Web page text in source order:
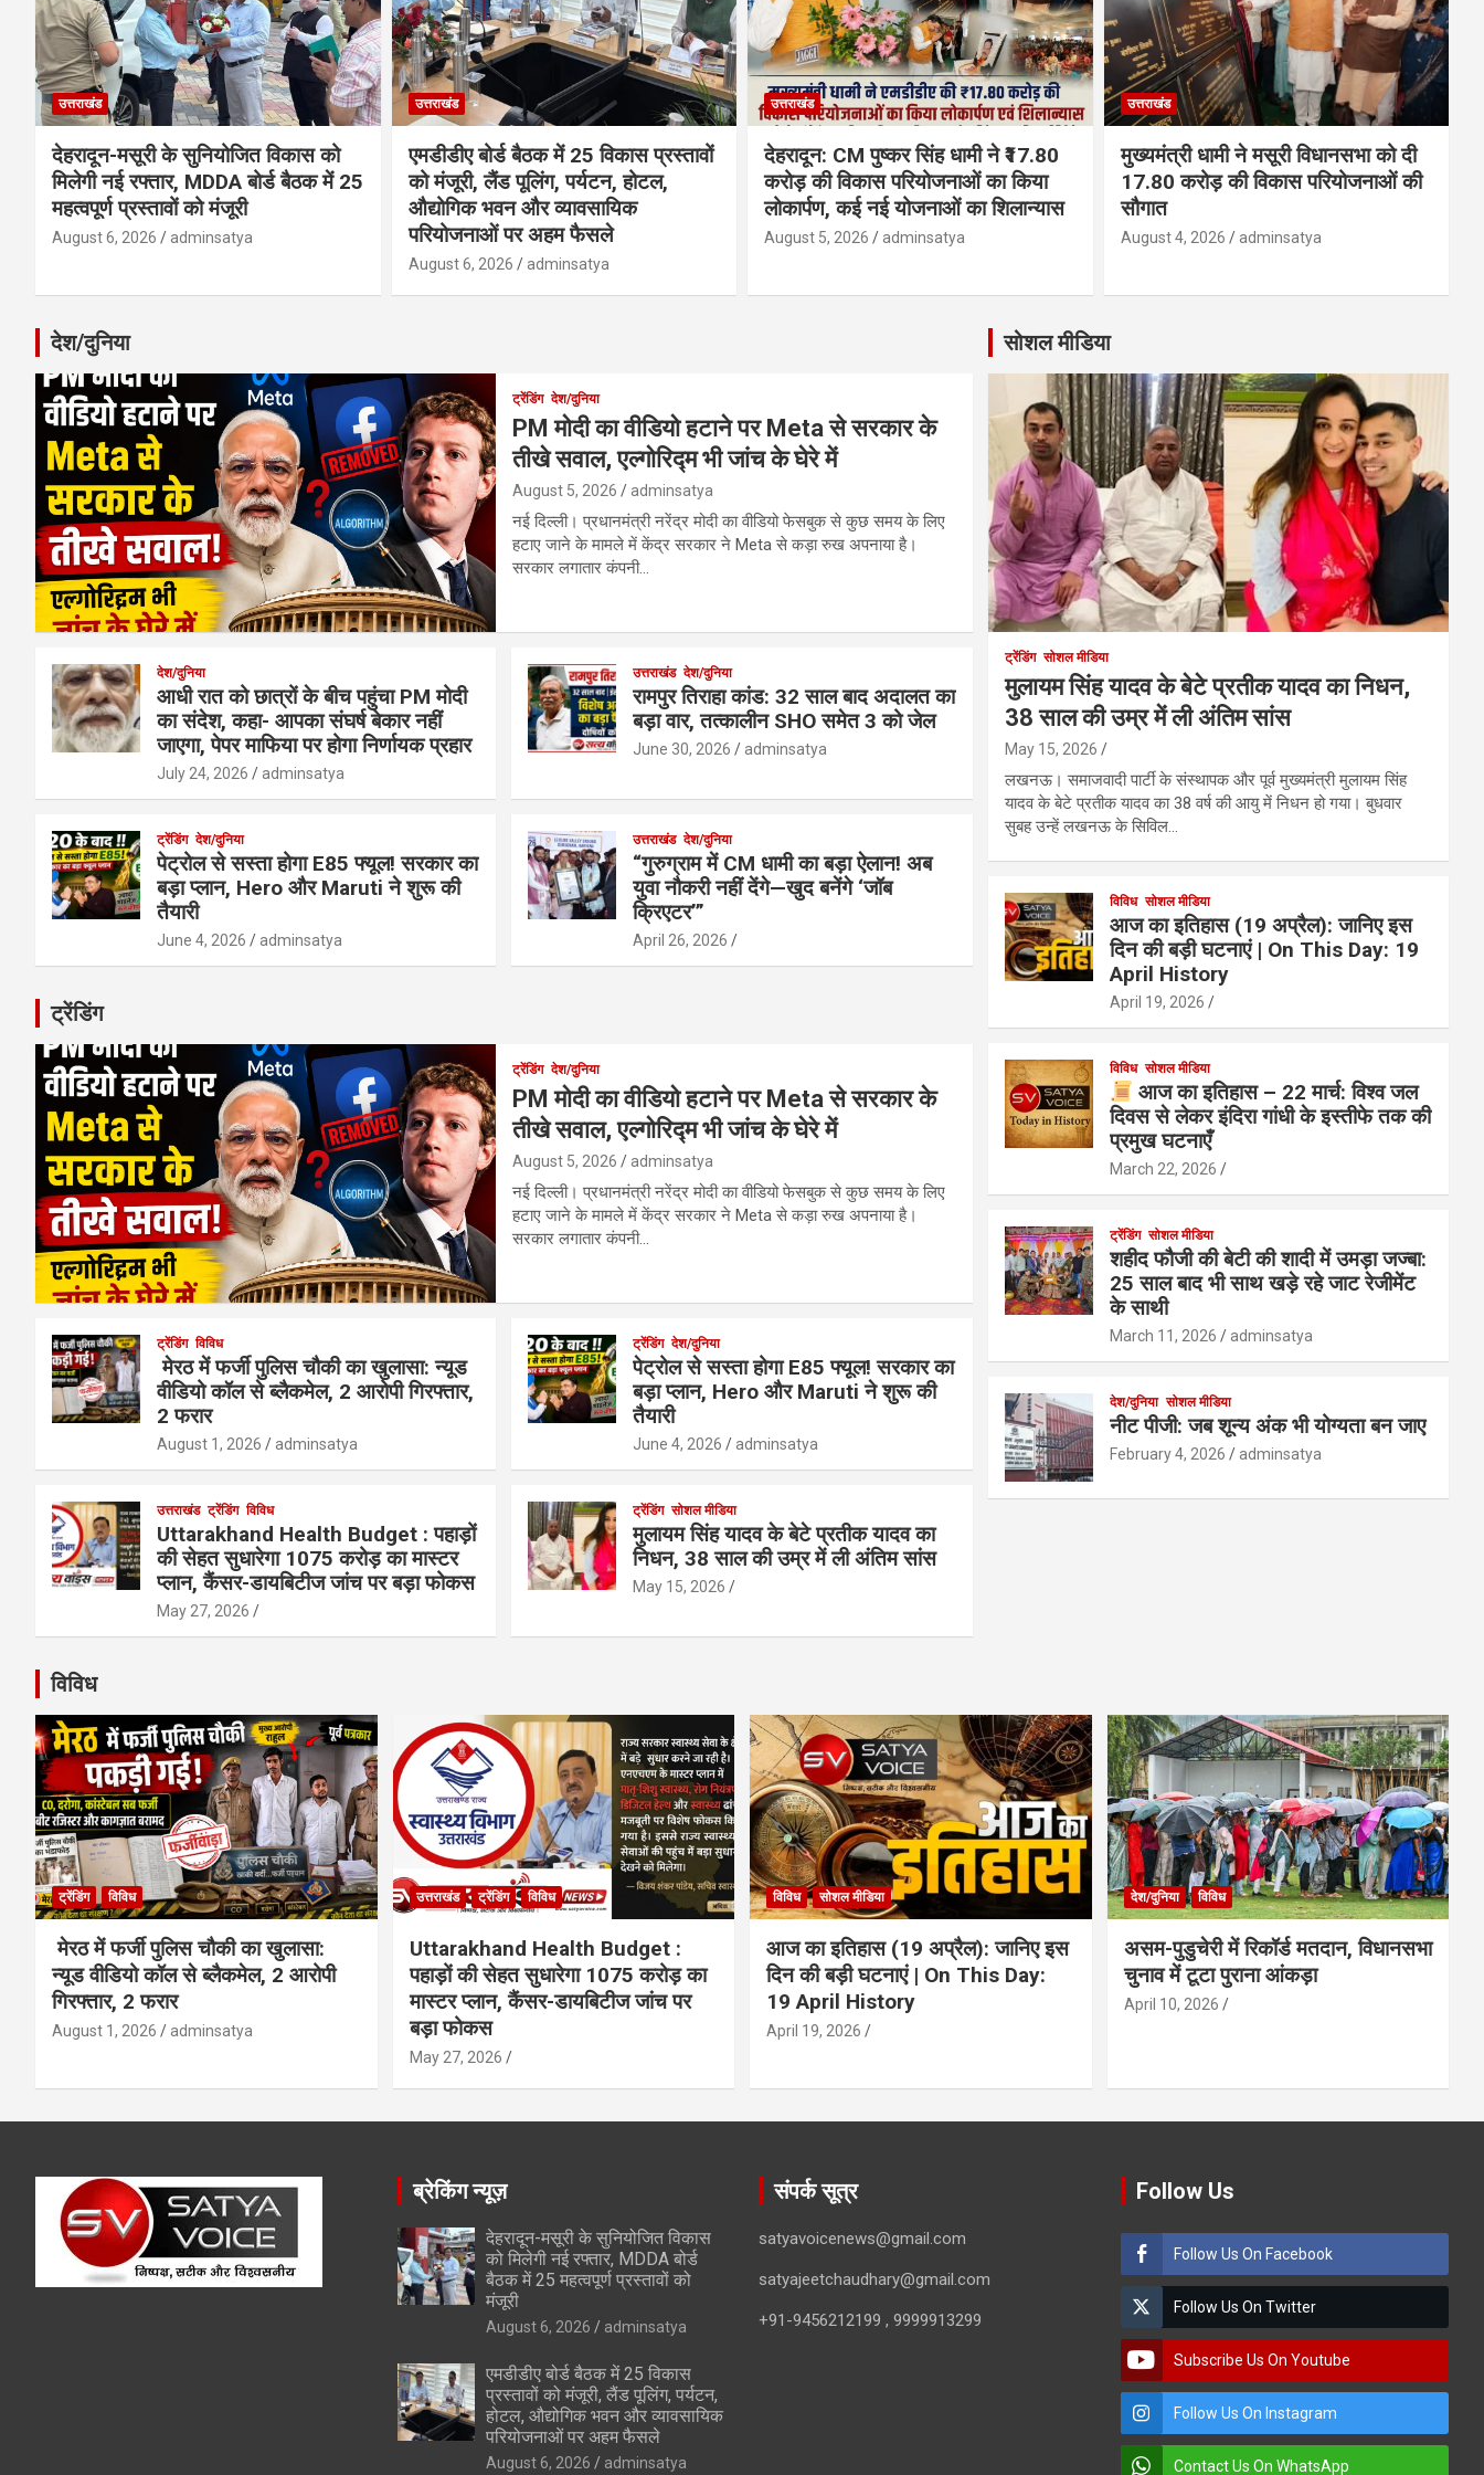
उत्तराखंड
देहरादून-मसूरी के सुनियोजित विकास को
मिलेगी नई रफ्तार, MDDA बोर्ड बैठक में 25
महत्वपूर्ण प्रस्तावों को मंजूरी
August 6, 2026 adminsatya
उत्तराखंड
एमडीडीए बोर्ड बैठक में 25 विकास प्रस्तावों
को मंजूरी, लैंड पूलिंग, पर्यटन, होटल,
औद्योगिक भवन और व्यावसायिक
परियोजनाओं पर अहम फैसले
August 6, 2026 adminsatya
उत्तराखंड
देहरादून: CM पुष्कर सिंह धामी ने ₹17.80
करोड़ की विकास परियोजनाओं का किया
लोकार्पण, कई नई योजनाओं का शिलान्यास
August 5, 2026 adminsatya
उत्तराखंड
मुख्यमंत्री धामी ने मसूरी विधानसभा को दी
17.80 करोड़ की विकास परियोजनाओं की
सौगात
August 4, 2026 adminsatya
देश/दुनिया
ट्रेंडिंग देश/दुनिया
PM मोदी का वीडियो हटाने पर Meta से सरकार के
तीखे सवाल, एल्गोरिद्म भी जांच के घेरे में
August 5, 2026 adminsatya
नई दिल्ली। प्रधानमंत्री नरेंद्र मोदी का वीडियो फेसबुक से कुछ समय के लिए
हटाए जाने के मामले में केंद्र सरकार ने Meta से कड़ा रुख अपनाया है।
सरकार लगातार कंपनी…
देश/दुनिया
आधी रात को छात्रों के बीच पहुंचा PM मोदी
का संदेश, कहा- आपका संघर्ष बेकार नहीं
जाएगा, पेपर माफिया पर होगा निर्णायक प्रहार
July 24, 2026 adminsatya
उत्तराखंड देश/दुनिया
रामपुर तिराहा कांड: 32 साल बाद अदालत का
बड़ा वार, तत्कालीन SHO समेत 3 को जेल
June 30, 2026 adminsatya
ट्रेंडिंग देश/दुनिया
पेट्रोल से सस्ता होगा E85 फ्यूल! सरकार का
बड़ा प्लान, Hero और Maruti ने शुरू की
तैयारी
June 4, 2026 adminsatya
उत्तराखंड देश/दुनिया
“गुरुग्राम में CM धामी का बड़ा ऐलान! अब
युवा नौकरी नहीं देंगे—खुद बनेंगे ‘जॉब
क्रिएटर’”
April 26, 2026
ट्रेंडिंग
ट्रेंडिंग देश/दुनिया
PM मोदी का वीडियो हटाने पर Meta से सरकार के
तीखे सवाल, एल्गोरिद्म भी जांच के घेरे में
August 5, 2026 adminsatya
नई दिल्ली। प्रधानमंत्री नरेंद्र मोदी का वीडियो फेसबुक से कुछ समय के लिए
हटाए जाने के मामले में केंद्र सरकार ने Meta से कड़ा रुख अपनाया है।
सरकार लगातार कंपनी…
ट्रेंडिंग विविध
मेरठ में फर्जी पुलिस चौकी का खुलासा: न्यूड
वीडियो कॉल से ब्लैकमेल, 2 आरोपी गिरफ्तार,
2 फरार
August 1, 2026 adminsatya
ट्रेंडिंग देश/दुनिया
पेट्रोल से सस्ता होगा E85 फ्यूल! सरकार का
बड़ा प्लान, Hero और Maruti ने शुरू की
तैयारी
June 4, 2026 adminsatya
उत्तराखंड ट्रेंडिंग विविध
Uttarakhand Health Budget : पहाड़ों
की सेहत सुधारेगा 1075 करोड़ का मास्टर
प्लान, कैंसर-डायबिटीज जांच पर बड़ा फोकस
May 27, 2026
ट्रेंडिंग सोशल मीडिया
मुलायम सिंह यादव के बेटे प्रतीक यादव का
निधन, 38 साल की उम्र में ली अंतिम सांस
May 15, 2026
सोशल मीडिया
ट्रेंडिंग सोशल मीडिया
मुलायम सिंह यादव के बेटे प्रतीक यादव का निधन,
38 साल की उम्र में ली अंतिम सांस
May 15, 2026
लखनऊ। समाजवादी पार्टी के संस्थापक और पूर्व मुख्यमंत्री मुलायम सिंह
यादव के बेटे प्रतीक यादव का 38 वर्ष की आयु में निधन हो गया। बुधवार
सुबह उन्हें लखनऊ के सिविल…
विविध सोशल मीडिया
आज का इतिहास (19 अप्रैल): जानिए इस
दिन की बड़ी घटनाएं | On This Day: 19
April History
April 19, 2026
विविध सोशल मीडिया
आज का इतिहास – 22 मार्च: विश्व जल
दिवस से लेकर इंदिरा गांधी के इस्तीफे तक की
प्रमुख घटनाएँ
March 22, 2026
ट्रेंडिंग सोशल मीडिया
शहीद फौजी की बेटी की शादी में उमड़ा जज्बा:
25 साल बाद भी साथ खड़े रहे जाट रेजीमेंट
के साथी
March 11, 2026 adminsatya
देश/दुनिया सोशल मीडिया
नीट पीजी: जब शून्य अंक भी योग्यता बन जाए
February 4, 2026 adminsatya
विविध
ट्रेंडिंग विविध
मेरठ में फर्जी पुलिस चौकी का खुलासा:
न्यूड वीडियो कॉल से ब्लैकमेल, 2 आरोपी
गिरफ्तार, 2 फरार
August 1, 2026 adminsatya
उत्तराखंड ट्रेंडिंग विविध
Uttarakhand Health Budget :
पहाड़ों की सेहत सुधारेगा 1075 करोड़ का
मास्टर प्लान, कैंसर-डायबिटीज जांच पर
बड़ा फोकस
May 27, 2026
विविध सोशल मीडिया
आज का इतिहास (19 अप्रैल): जानिए इस
दिन की बड़ी घटनाएं | On This Day:
19 April History
April 19, 2026
देश/दुनिया विविध
असम-पुडुचेरी में रिकॉर्ड मतदान, विधानसभा
चुनाव में टूटा पुराना आंकड़ा
April 10, 2026
ब्रेकिंग न्यूज़
देहरादून-मसूरी के सुनियोजित विकास
को मिलेगी नई रफ्तार, MDDA बोर्ड
बैठक में 25 महत्वपूर्ण प्रस्तावों को
मंजूरी
August 6, 2026 adminsatya
एमडीडीए बोर्ड बैठक में 25 विकास
प्रस्तावों को मंजूरी, लैंड पूलिंग, पर्यटन,
होटल, औद्योगिक भवन और व्यावसायिक
परियोजनाओं पर अहम फैसले
August 6, 2026 adminsatya
संपर्क सूत्र
satyavoicenews@gmail.com
satyajeetchaudhary@gmail.com
+91-9456212199 , 9999913299
Follow Us
Follow Us On Facebook
Follow Us On Twitter
Subscribe Us On Youtube
Follow Us On Instagram
Contact Us On WhatsApp